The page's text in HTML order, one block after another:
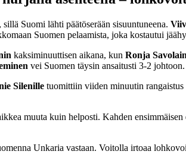
Suomi lähti päätöserään sisuuntuneena.
Suomen pelaamista, joka kostautui
kaksiminuuttisen aikana, kun Ronja
vei Suomen täysin ansaitusti 3-2 johtoon.
Silenille tuomittiin viiden minuutin
muuta kuin helposti. Kahden
Unkaria vastaan. Voitolla irtoaa